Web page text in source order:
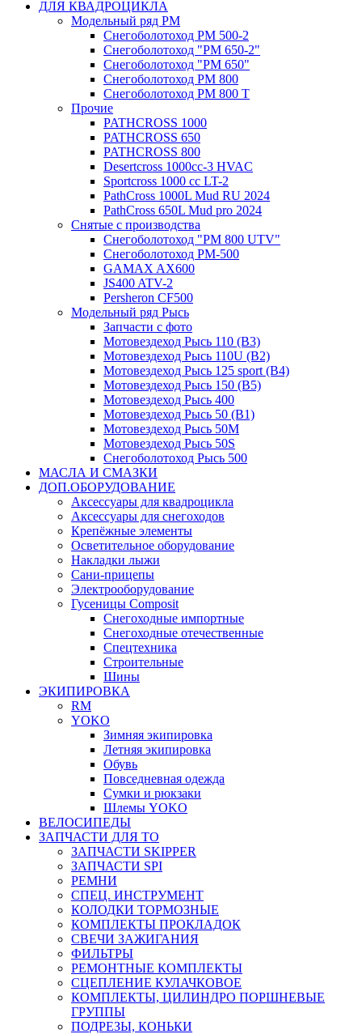
ДЛЯ КВАДРОЦИКЛА
Модельный ряд РМ
Снегоболотоход РМ 500-2
Снегоболотоход "РМ 650-2"
Снегоболотоход "РМ 650"
Снегоболотоход РМ 800
Снегоболотоход РМ 800 Т
Прочие
PATHCROSS 1000
PATHCROSS 650
PATHCROSS 800
Desertcross 1000cc-3 HVAC
Sportcross 1000 cc LT-2
PathCross 1000L Mud RU 2024
PathCross 650L Mud pro 2024
Снятые с производства
Снегоболотоход "РМ 800 UTV"
Снегоболотоход РМ-500
GAMAX AX600
JS400 ATV-2
Persheron CF500
Модельный ряд Рысь
Запчасти с фото
Мотовездеход Рысь 110 (B3)
Мотовездеход Рысь 110U (B2)
Мотовездеход Рысь 125 sport (B4)
Мотовездеход Рысь 150 (B5)
Мотовездеход Рысь 400
Мотовездеход Рысь 50 (B1)
Мотовездеход Рысь 50M
Мотовездеход Рысь 50S
Снегоболотоход Рысь 500
МАСЛА И СМАЗКИ
ДОП.ОБОРУДОВАНИЕ
Аксессуары для квадроцикла
Аксессуары для снегоходов
Крепёжные элементы
Осветительное оборудование
Накладки лыжи
Сани-прицепы
Электрооборудование
Гусеницы Composit
Снегоходные импортные
Снегоходные отечественные
Спецтехника
Строительные
Шины
ЭКИПИРОВКА
RM
YOKO
Зимняя экипировка
Летняя экипировка
Обувь
Повседневная одежда
Сумки и рюкзаки
Шлемы YOKO
ВЕЛОСИПЕДЫ
ЗАПЧАСТИ ДЛЯ ТО
ЗАПЧАСТИ SKIPPER
ЗАПЧАСТИ SPI
РЕМНИ
СПЕЦ. ИНСТРУМЕНТ
КОЛОДКИ ТОРМОЗНЫЕ
КОМПЛЕКТЫ ПРОКЛАДОК
СВЕЧИ ЗАЖИГАНИЯ
ФИЛЬТРЫ
РЕМОНТНЫЕ КОМПЛЕКТЫ
СЦЕПЛЕНИЕ КУЛАЧКОВОЕ
КОМПЛЕКТЫ, ЦИЛИНДРО ПОРШНЕВЫЕ
ГРУППЫ
ПОДРЕЗЫ, КОНЬКИ